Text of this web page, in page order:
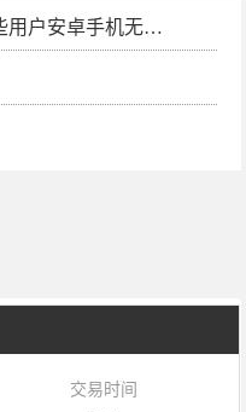
电报下载--纸飞机更新--有些用户安卓手机无法更新电报软件
交易时间